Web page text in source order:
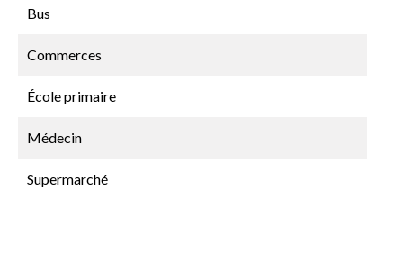
Bus
Commerces
École primaire
Médecin
Supermarché